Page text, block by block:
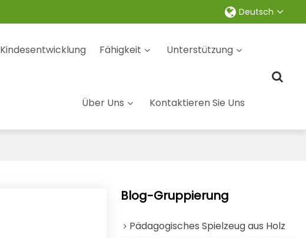
Deutsch
Kindesentwicklung Fähigkeit Unterstützung
Über Uns Kontaktieren Sie Uns
Blog-Gruppierung
Pädagogisches Spielzeug aus Holz